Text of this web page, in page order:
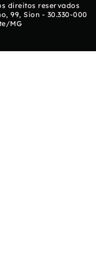
direitos reservados
99, Sion - 30.330-000
MG